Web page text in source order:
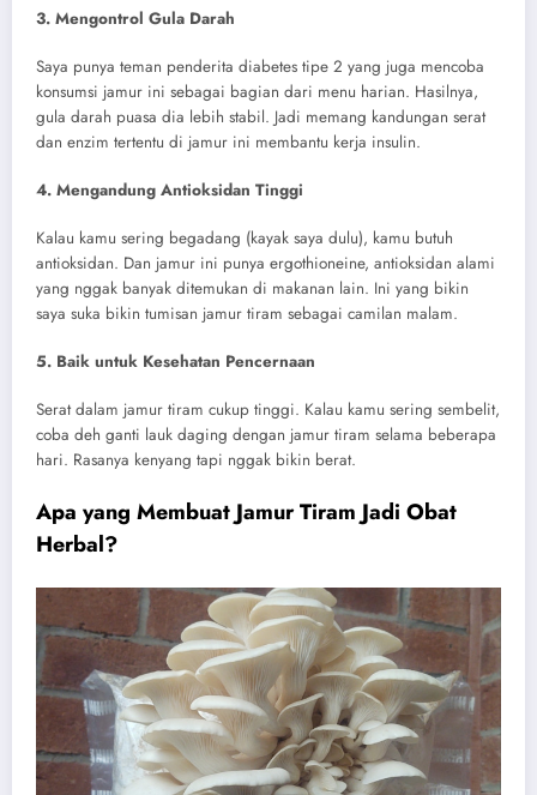
3. Mengontrol Gula Darah
Saya punya teman penderita diabetes tipe 2 yang juga mencoba
konsumsi jamur ini sebagai bagian dari menu harian. Hasilnya,
gula darah puasa dia lebih stabil. Jadi memang kandungan serat
dan enzim tertentu di jamur ini membantu kerja insulin.
4. Mengandung Antioksidan Tinggi
Kalau kamu sering begadang (kayak saya dulu), kamu butuh
antioksidan. Dan jamur ini punya ergothioneine, antioksidan alami
yang nggak banyak ditemukan di makanan lain. Ini yang bikin
saya suka bikin tumisan jamur tiram sebagai camilan malam.
5. Baik untuk Kesehatan Pencernaan
Serat dalam jamur tiram cukup tinggi. Kalau kamu sering sembelit,
coba deh ganti lauk daging dengan jamur tiram selama beberapa
hari. Rasanya kenyang tapi nggak bikin berat.
Apa yang Membuat Jamur Tiram Jadi Obat
Herbal?